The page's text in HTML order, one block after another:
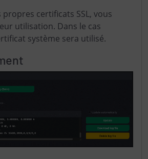
propres certificats SSL, vous
utilisation. Dans le cas
système sera utilisé.